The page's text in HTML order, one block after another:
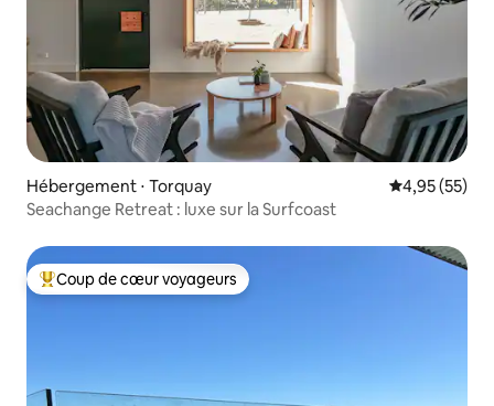
Hébergement ⋅ Torquay Évaluation
4,95 (55)
Seachange Retreat : luxe sur la Surfcoast
Coups de cœur voyageurs les plus appréciés
Coup de cœur voyageurs